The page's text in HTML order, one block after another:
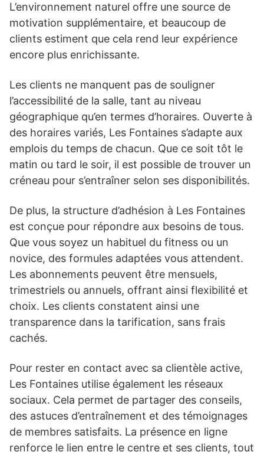
L’environnement naturel offre une source de
motivation supplémentaire, et beaucoup de
clients estiment que cela rend leur expérience
encore plus enrichissante.
Les clients ne manquent pas de souligner
l’accessibilité de la salle, tant au niveau
géographique qu’en termes d’horaires. Ouverte à
des horaires variés, Les Fontaines s’adapte aux
emplois du temps de chacun. Que ce soit tôt le
matin ou tard le soir, il est possible de trouver un
créneau pour s’entraîner selon ses disponibilités.
De plus, la structure d’adhésion à Les Fontaines
est conçue pour répondre aux besoins de tous.
Que vous soyez un habituel du fitness ou un
novice, des formules adaptées vous attendent.
Les abonnements peuvent être mensuels,
trimestriels ou annuels, offrant ainsi flexibilité et
choix. Les clients constatent ainsi une
transparence dans la tarification, sans frais
cachés.
Pour rester en contact avec sa clientèle active,
Les Fontaines utilise également les réseaux
sociaux. Cela permet de partager des conseils,
des astuces d’entraînement et des témoignages
de membres satisfaits. La présence en ligne
renforce le lien entre le centre et ses clients, tout